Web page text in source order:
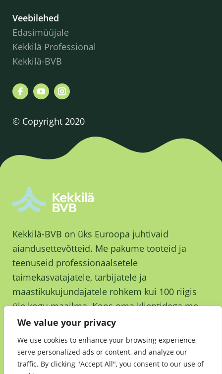
We value your privacy
We use cookies to enhance your browsing experience,
serve personalized ads or content, and analyze our
traffic. By clicking "Accept All", you consent to our use of
Veebilehed
Edasimüüjale
Kekkilä Professional
Kekkilä-BVB
© Copyright 2020
Kekkilä-BVB on üks Euroopa juhtivaid
aiandusettevõtteid. Me pakume tooteid ja
teenuseid professionaalsetele
taimekasvatajatele, tarbijatele ja
maastikukujundajatele rohkem kui 100 riigis
üle kogu maailma. Koos oma klientidega me
kasvame ja kasvatame parema tuleviku nimel.